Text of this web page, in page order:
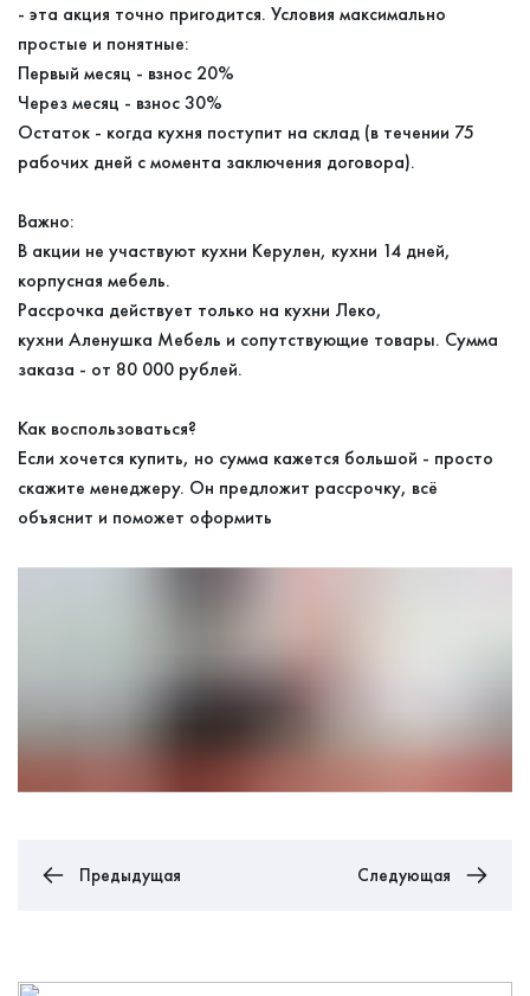
- эта акция точно пригодится. Условия максимально
простые и понятные:
Первый месяц - взнос 20%
Через месяц - взнос 30%
Остаток - когда кухня поступит на склад (в течении 75
рабочих дней с момента заключения договора).
Важно:
В акции не участвуют кухни Керулен, кухни 14 дней,
корпусная мебель.
Рассрочка действует только на кухни Леко,
кухни Аленушка Мебель и сопутствующие товары. Сумма
заказа - от 80 000 рублей.
Как воспользоваться?
Если хочется купить, но сумма кажется большой - просто
скажите менеджеру. Он предложит рассрочку, всё
объяснит и поможет оформить
Предыдущая Следующая